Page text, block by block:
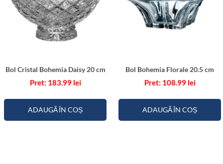
Bol Cristal Bohemia Daisy 20 cm
183.99 lei
ADAUGĂ ÎN COȘ
Bol Bohemia Florale 20.5 cm
108.99 lei
ADAUGĂ ÎN COȘ